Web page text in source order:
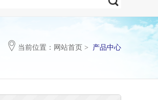
当前位置： 网站首页 > 产品中心